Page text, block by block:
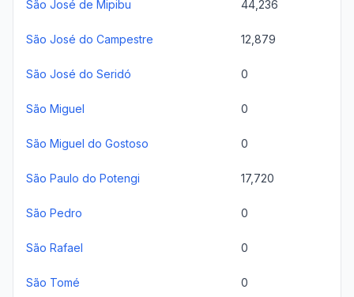
São José de Mipibu 44,236
São José do Campestre 12,879
São José do Seridó 0
São Miguel 0
São Miguel do Gostoso 0
São Paulo do Potengi 17,720
São Pedro 0
São Rafael 0
São Tomé 0